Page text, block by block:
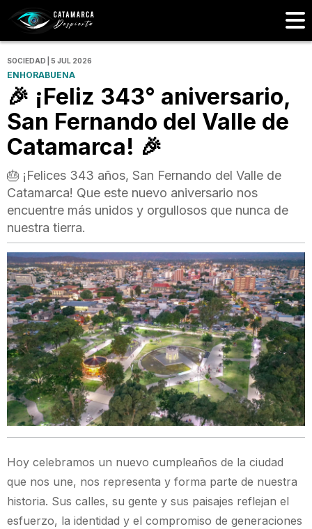
SOCIEDAD | 5 JUL 2026
ENHORABUENA
🎉 ¡Feliz 343° aniversario,
San Fernando del Valle de
Catamarca! 🎉
🎂 ¡Felices 343 años, San Fernando del Valle de
Catamarca! Que este nuevo aniversario nos
encuentre más unidos y orgullosos que nunca de
nuestra tierra.
Hoy celebramos un nuevo cumpleaños de la ciudad
que nos une, nos representa y forma parte de nuestra
historia. Sus calles, su gente y sus paisajes reflejan el
esfuerzo, la identidad y el compromiso de generaciones